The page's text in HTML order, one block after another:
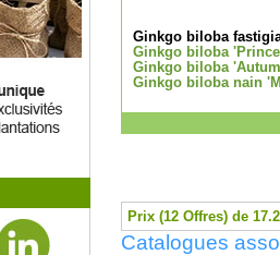
Ginkgo biloba
Ginkgo biloba
Ginkgo biloba
Ginkgo biloba nain
Prix (12 Offres) de
Catalogues